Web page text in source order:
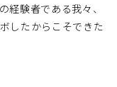
経験者である我々、
したからこそできた